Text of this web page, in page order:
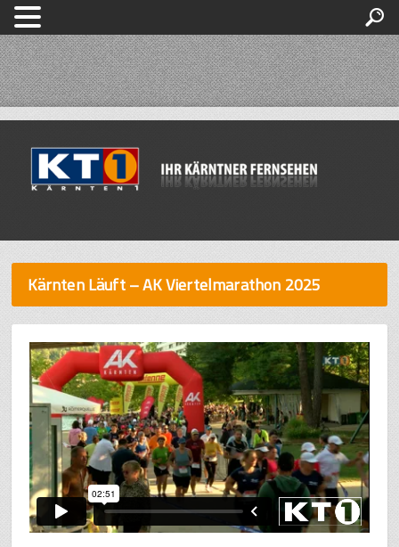
Kärnten Läuft – AK Viertelmarathon 2025